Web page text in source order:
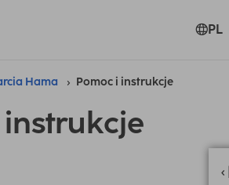
PL
Hama Pomoc i instrukcje
instrukcje